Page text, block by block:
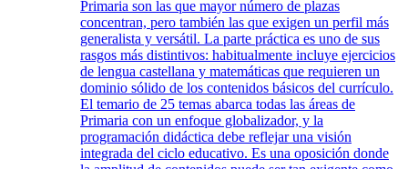
Primaria son las que mayor número de plazas
concentran, pero también las que exigen un perfil más
generalista y versátil. La parte práctica es uno de sus
rasgos más distintivos: habitualmente incluye ejercicios
de lengua castellana y matemáticas que requieren un
dominio sólido de los contenidos básicos del currículo.
El temario de 25 temas abarca todas las áreas de
Primaria con un enfoque globalizador, y la
programación didáctica debe reflejar una visión
integrada del ciclo educativo. Es una oposición donde